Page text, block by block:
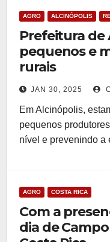
AGRO ALCINÓPOLIS
Prefeitura de
pequenos e
rurais
JAN 30, 2025
Em Alcinópolis,
pequenos
nível e prevenindo
AGRO COSTA RICA
Com a
dia de